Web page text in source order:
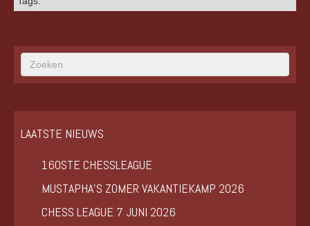
LAATSTE NIEUWS
160STE CHESSLEAGUE
MUSTAPHA’S ZOMER VAKANTIEKAMP 2026
CHESS LEAGUE 7 JUNI 2026